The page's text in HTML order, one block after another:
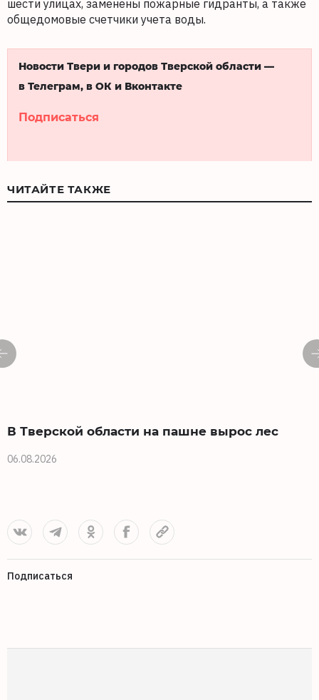
шести улицах, заменены пожарные гидранты, а также
общедомовые счетчики учета воды.
Новости Твери и городов Тверской области —
в Телеграм, в ОК и Вконтакте
Подписаться
ЧИТАЙТЕ ТАКЖЕ
В Тверской области на пашне вырос лес
06.08.2026
Подписаться